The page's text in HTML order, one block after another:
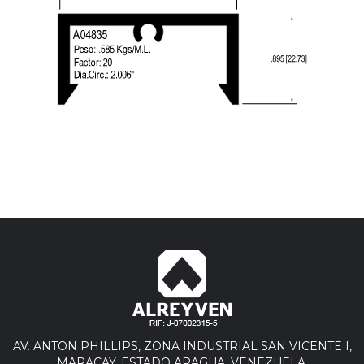
AV. ANTON PHILLIPS, ZONA INDUSTRIAL SAN VICENTE I,